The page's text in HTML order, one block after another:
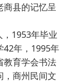
商县的记忆呈
1953年毕业
42年，1995年
教育学会书法
，商州民间文